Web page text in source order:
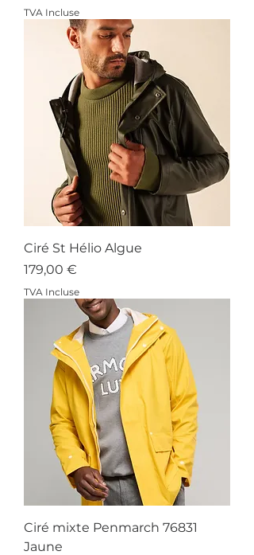
TVA Incluse
Ciré St Hélio Algue
Prix
179,00 €
TVA Incluse
Ciré mixte Penmarch 76831
Jaune